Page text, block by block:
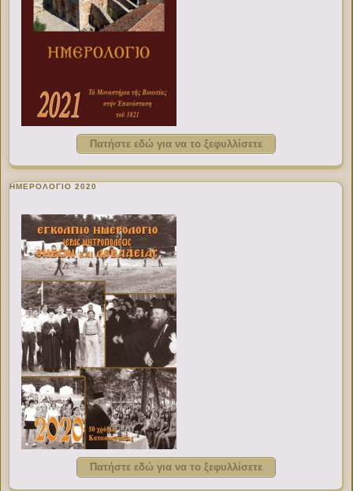
Πατήστε εδώ για να το ξεφυλλίσετε
ΗΜΕΡΟΛΟΓΙΟ 2020
Πατήστε εδώ για να το ξεφυλλίσετε